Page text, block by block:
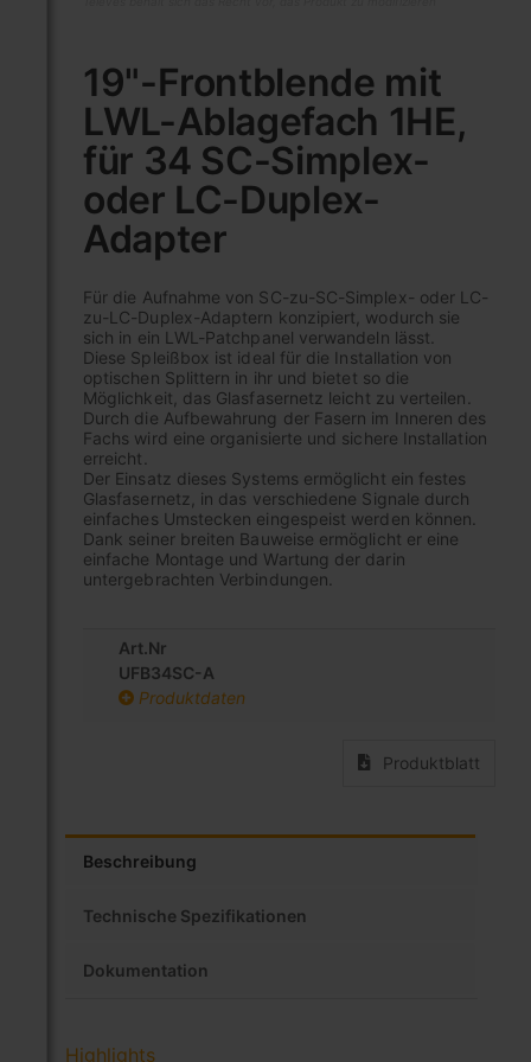
19"-Frontblende mit
LWL-Ablagefach 1HE,
für 34 SC-Simplex-
oder LC-Duplex-
Adapter
Für die Aufnahme von SC-zu-SC-Simplex- oder LC-
zu-LC-Duplex-Adaptern konzipiert, wodurch sie
sich in ein LWL-Patchpanel verwandeln lässt.
Diese Spleißbox ist ideal für die Installation von
optischen Splittern in ihr und bietet so die
Möglichkeit, das Glasfasernetz leicht zu verteilen.
Durch die Aufbewahrung der Fasern im Inneren des
Fachs wird eine organisierte und sichere Installation
erreicht.
Der Einsatz dieses Systems ermöglicht ein festes
Glasfasernetz, in das verschiedene Signale durch
einfaches Umstecken eingespeist werden können.
Dank seiner breiten Bauweise ermöglicht er eine
einfache Montage und Wartung der darin
untergebrachten Verbindungen.
Art.Nr
UFB34SC-A
Produktdaten
Produktblatt
der
Bildgalerie
springen
Beschreibung
Technische Spezifikationen
Dokumentation
Highlights